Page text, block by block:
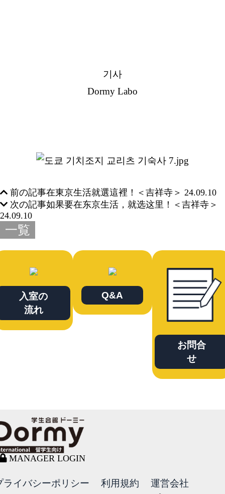
기사
Dormy Labo
前の記事在東京生活就選這裡！＜吉祥寺＞ 24.09.10
次の記事如果要在东京生活，就选这里！＜吉祥寺＞
24.09.10
一覧
入室の
流れ
Q&A
お問合
せ
MANAGER LOGIN
ライバシーポリシー 利用規約 運営会社